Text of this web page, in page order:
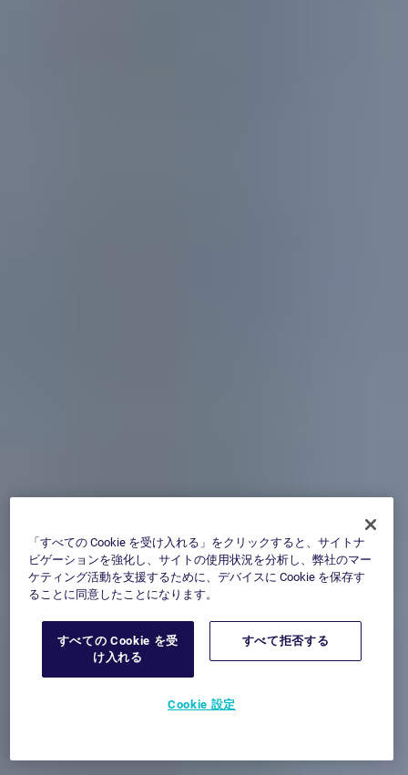
「すべての Cookie を受け入れる」をクリックすると、サイトナ
ビゲーションを強化し、サイトの使用状況を分析し、弊社のマー
ケティング活動を支援するために、デバイスに Cookie を保存す
ることに同意したことになります。
すべての Cookie を受
け入れる
すべて拒否する
Cookie 設定